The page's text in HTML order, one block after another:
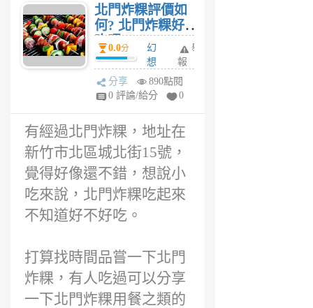
北門炸粿評價如
何? 北門炸粿好
吃嗎?
0.0分
幻
想
妹
6
舉
報
分享
890點閱
0 評論/給分
0
有經過北門炸粿，地址在
新竹市北區城北街15號，
覺得好像還不錯，想說小
吃來說，北門炸粿吃起來
不知道好不好吃。
打算找時間品嘗一下北門
炸粿，有人吃過可以分享
一下北門炸粿用餐之類的